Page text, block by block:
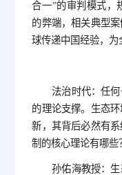
合一”的审判模式，
的弊端，相关典型
球传递中国经验，为
法治时代：任
的理论支撑。生态
新，其背后必然有
制的核心理论有哪些
孙佑海教授：生